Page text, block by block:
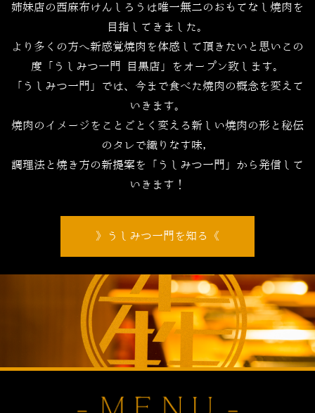
姉妹店の西麻布けんしろうは唯一無二のおもてなし焼肉を
目指してきました。
より多くの方へ新感覚焼肉を体感して頂きたいと思いこの
度「うしみつ一門 目黒店」をオープン致します。
「うしみつ一門」では、今まで食べた焼肉の概念を変えて
いきます。
焼肉のイメージをことごとく変える新しい焼肉の形と秘伝
のタレで織りなす味，
調理法と焼き方の新提案を「うしみつ一門」から発信して
いきます！
うしみつ一門を知る